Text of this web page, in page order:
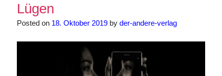
Lügen
Posted on 18. Oktober 2019by der-andere-verlag